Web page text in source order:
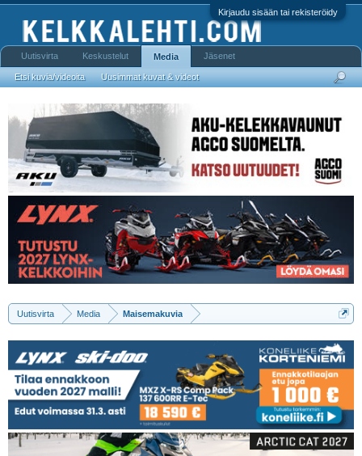
Kirjaudu sisään tai rekisteröidy
Uutisvirta Media Maisemakuvia
Uutisvirta Keskustelut Media
Etsi kuvia/videoita Uusimmat kuvat & videot
Jäsenet